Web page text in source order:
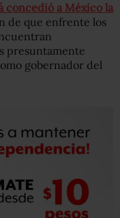
concedió a México la
de que enfrente los
presuntamente
gobernador del